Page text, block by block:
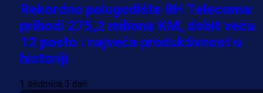
Rekordno polugodište BH Telecoma:
prihodi 275,2 miliona KM, dobit veća
12 posto i najveća produktivnost u
historiji
1 sedmica 3 dan